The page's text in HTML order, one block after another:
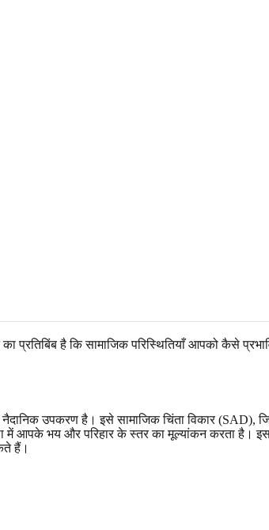
प्रतिबिंब है कि सामाजिक परिस्थितियाँ आपको कैसे
उपकरण है। इसे सामाजिक चिंता विकार (SAD),
में आपके भय और परिहार के स्तर का मूल्यांकन करता है।
हैं।